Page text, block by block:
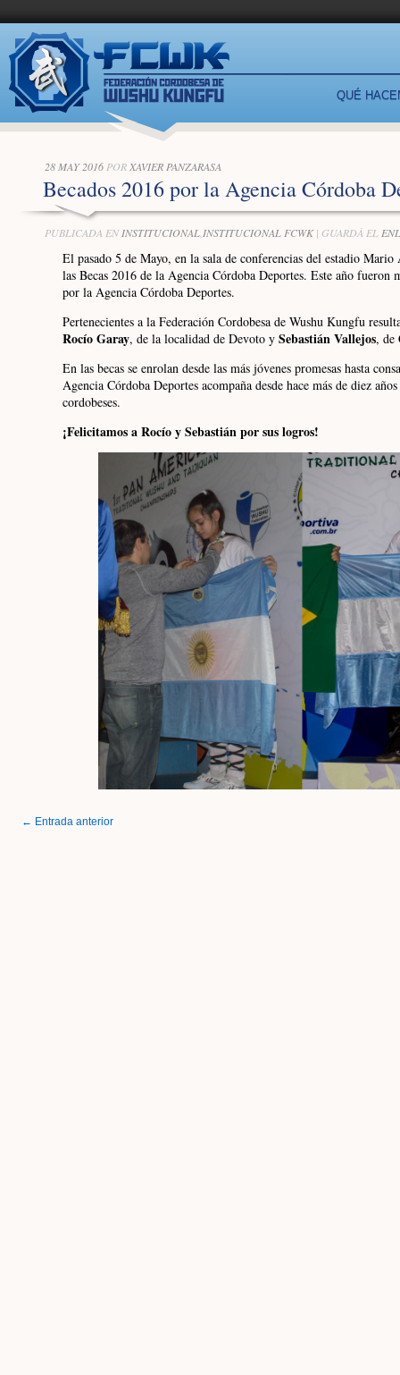
QUÉ
28 MAY 2016 POR XAVIER PANZARASA
Becados 2016 por la Agencia Córdoba
PUBLICADA EN INSTITUCIONAL, INSTITUCIONAL FCWK| GUARDÁ EL
El pasado 5 de Mayo, en la sala de conferencias del estadio
las Becas 2016 de la Agencia Córdoba Deportes. Este año fueron
por la Agencia Córdoba Deportes.
Pertenecientes a la Federación Cordobesa de Wushu Kungfu
Rocío Garay, de la localidad de Devoto y Sebastián Vallejos, de
En las becas se enrolan desde las más jóvenes promesas hasta
Agencia Córdoba Deportes acompaña desde hace más de diez
cordobeses.
¡Felicitamos a Rocío y Sebastián por sus logros!
← Entrada anterior